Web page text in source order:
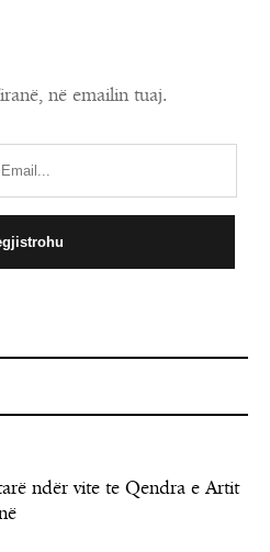
në emailin tuaj.
ndër vite te Qendra e Artit